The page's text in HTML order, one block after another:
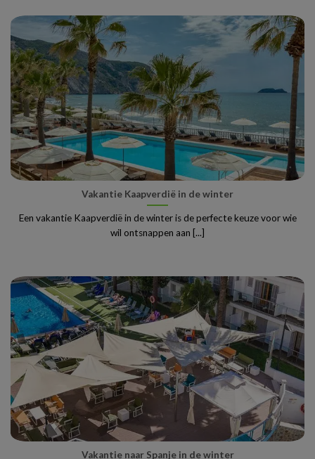
Vakantie Kaapverdië in de winter
Een vakantie Kaapverdië in de winter is de perfecte keuze voor wie
wil ontsnappen aan [...]
Vakantie naar Spanje in de winter